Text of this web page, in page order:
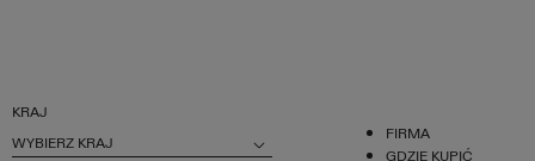
KRAJ
WYBIERZ KRAJ
FIRMA
GDZIE KUPIĆ